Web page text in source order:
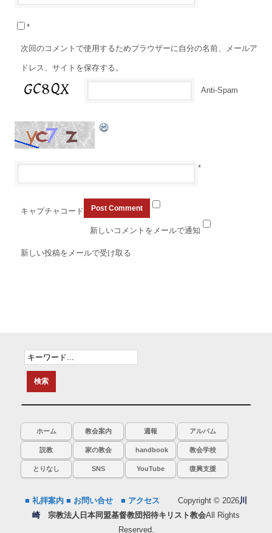
次回のコメントで使用するためブラウザーに自分の名前、メールア
ドレス、サイトを保存する。
Anti-Spam
*
キャプチャコード
*
新しいコメントをメールで通知
新しい投稿をメールで受け取る
ホーム 教会案内 週報 アルバム
説教 家の教会 handbook 教会学校
とりなし SNS YouTube 復興支援
■ 礼拝案内 ■ お問い合せ ■ アクセス Copyright © 2026川
崎
宗教法人日本同盟基督教団招待キリスト教会All Rights
Reserved.